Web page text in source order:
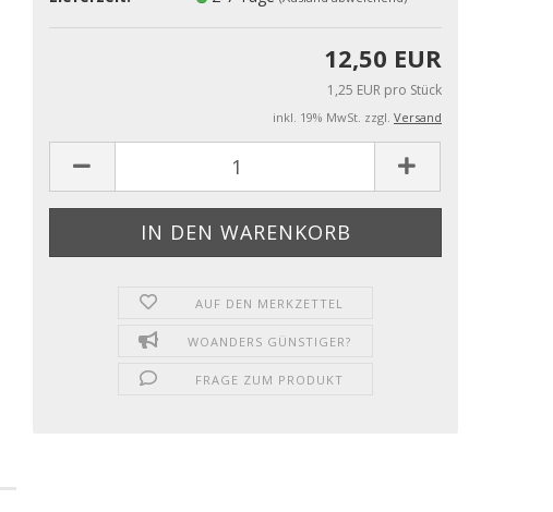
12,50 EUR
1,25 EUR pro Stück
inkl. 19% MwSt. zzgl. Versand
AUF DEN MERKZETTEL
WOANDERS GÜNSTIGER?
FRAGE ZUM PRODUKT